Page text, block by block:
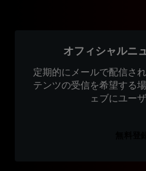
オフィシャルニ
定期的にメールで配信さ
テンツの受信を希望する
ェブにユー